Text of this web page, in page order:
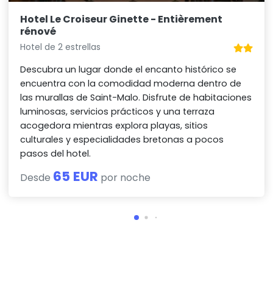
Hotel Le Croiseur Ginette - Entièrement
rénové
Hotel de 2 estrellas
Descubra un lugar donde el encanto histórico se
encuentra con la comodidad moderna dentro de
las murallas de Saint-Malo. Disfrute de habitaciones
luminosas, servicios prácticos y una terraza
acogedora mientras explora playas, sitios
culturales y especialidades bretonas a pocos
pasos del hotel.
Desde 65 EUR por noche